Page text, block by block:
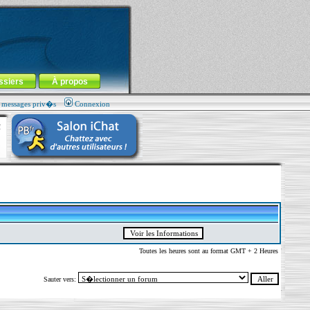
À propos
priv�s Connexion
Toutes les heures sont au format GMT + 2 Heures
Sauter vers: